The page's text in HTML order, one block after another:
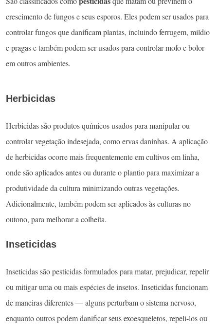
crescimento de fungos e seus esporos. Eles podem ser usados ​​para
controlar fungos que danificam plantas, incluindo ferrugem, míldio
e pragas e também podem ser usados ​​para controlar mofo e bolor
em outros ambientes.
Herbicidas
Herbicidas são produtos químicos usados ​​para manipular ou
controlar vegetação indesejada, como ervas daninhas. A aplicação
de herbicidas ocorre mais frequentemente em cultivos em linha,
onde são aplicados antes ou durante o plantio para maximizar a
produtividade da cultura minimizando outras vegetações.
Adicionalmente, também podem ser aplicados às culturas no
outono, para melhorar a colheita.
Inseticidas
Inseticidas são pesticidas formulados para matar, prejudicar, repelir
ou mitigar uma ou mais espécies de insetos. Inseticidas funcionam
de maneiras diferentes — alguns perturbam o sistema nervoso,
enquanto outros podem danificar seus exoesqueletos, repeli-los ou